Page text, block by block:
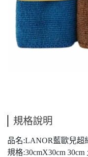
規格說明
品名:LANOR藍歐兒超
規格:30cmX30cm 30cm